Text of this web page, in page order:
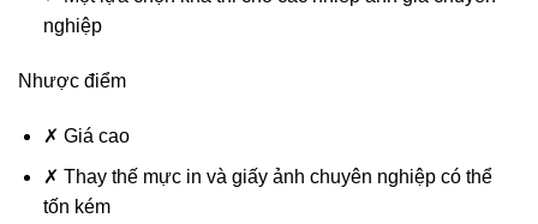
nghiệp
Nhược điểm
✗ Giá cao
✗ Thay thếmực in và giấy ảnh chuyên nghiệp có thể
tốn kém